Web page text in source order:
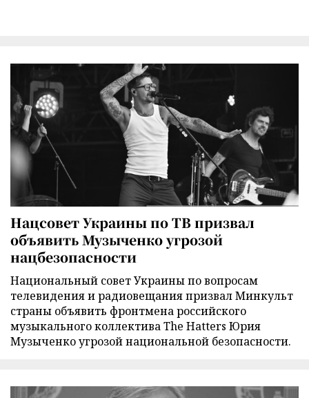
Нацсовет Украины по ТВ призвал
объявить Музыченко угрозой
нацбезопасности
Национальный совет Украины по вопросам
телевидения и радиовещания призвал Минкульт
страны объявить фронтмена российского
музыкального коллектива The Hatters Юрия
Музыченко угрозой национальной безопасности.